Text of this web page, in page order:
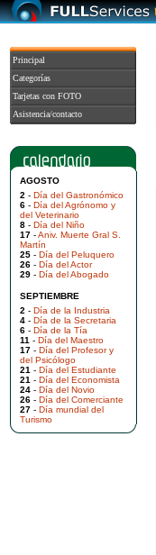
Principal
Categorías
Tarjetas con FOTO
Asistencia/contacto
AGOSTO
2 - Día del Gastronómico
6 - Día del Agrónomo y
del Veterinario
8 - Día del Niño
17 -Aniv. Muerte Gral S.
Martín
25 - Día del Peluquero
26 - Día del Actor
29 - Día del Abogado
SEPTIEMBRE
2 - Día de la Industria
4 - Día de la Secretaria
6 - Día de la Tía
11 - Día del Maestro
17 - Día del Profesor y
del Psicólogo
21 - Día del Estudiante
21 - Día del Economista
24 - Día del Novio
26 - Día del Comerciante
27 - Día mundial del
Turismo